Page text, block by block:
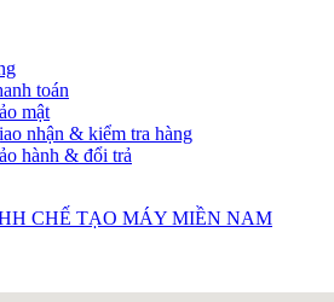
toán
mật
nhận & kiểm tra hàng
hành & đổi trả
CHẾ TẠO MÁY MIỀN NAM